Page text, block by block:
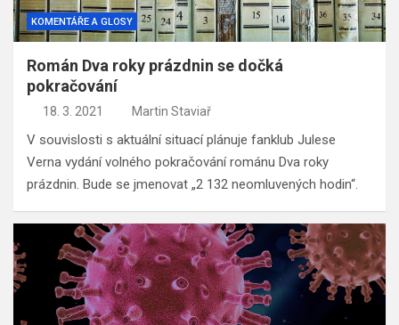
KOMENTÁŘE A GLOSY
Román Dva roky prázdnin se dočká
pokračování
18. 3. 2021 Martin Staviař
V souvislosti s aktuální situací plánuje fanklub Julese
Verna vydání volného pokračování románu Dva roky
prázdnin. Bude se jmenovat „2 132 neomluvených hodin“.